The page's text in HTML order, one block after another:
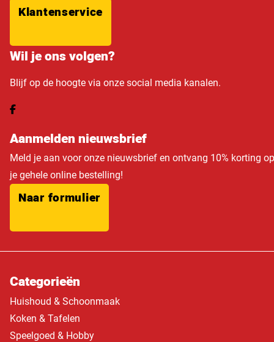
Klantenservice
Wil je ons volgen?
Blijf op de hoogte via onze social media kanalen.
Aanmelden nieuwsbrief
Meld je aan voor onze nieuwsbrief en ontvang 10% korting op
je gehele online bestelling!
Naar formulier
Categorieën
Huishoud & Schoonmaak
Koken & Tafelen
Speelgoed & Hobby